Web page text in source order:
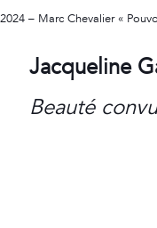
2024 – Marc Chevalier «
Jacqueline
Beauté